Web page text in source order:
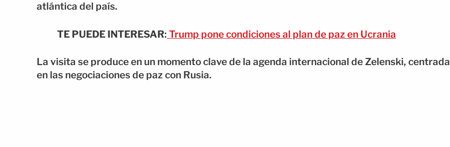
atlántica del país.
TE PUEDE INTERESAR: Trump pone condiciones al plan de paz en Ucrania
La visita se produce en un momento clave de la agenda internacional de Zelenski, centrada
en las negociaciones de paz con Rusia.